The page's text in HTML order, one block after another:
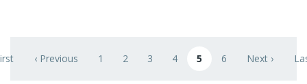
page Previous page
‹ Previous Page
1 Page
2 Page
3 Page
4 Page courante
5 Page
6 Next page
Next ›